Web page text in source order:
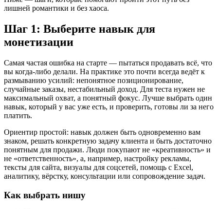
лишней романтики и без хаоса.
Шаг 1: Выберите навык для
монетизации
Самая частая ошибка на старте — пытаться продавать всё, что
вы когда-либо делали. На практике это почти всегда ведёт к
размыванию усилий: непонятное позиционирование,
случайные заказы, нестабильный доход. Для теста нужен не
максимальный охват, а понятный фокус. Лучше выбрать один
навык, который у вас уже есть, и проверить, готовы ли за него
платить.
Ориентир простой: навык должен быть одновременно вам
знаком, решать конкретную задачу клиента и быть достаточно
понятным для продажи. Люди покупают не «креативность» и
не «ответственность», а, например, настройку рекламы,
тексты для сайта, визуалы для соцсетей, помощь с Excel,
аналитику, вёрстку, консультации или сопровождение задач.
Как выбрать нишу